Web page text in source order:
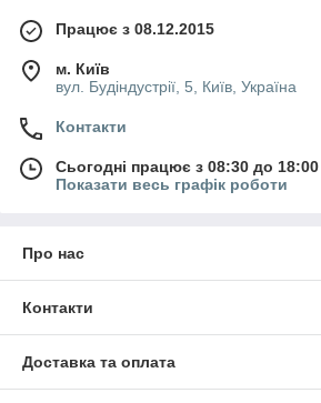
Працює з 08.12.2015
м. Київ
вул. Будіндустрії, 5, Київ, Україна
Контакти
Сьогодні працює з 08:30 до 18:00
Показати весь графік роботи
Про нас
Контакти
Доставка та оплата